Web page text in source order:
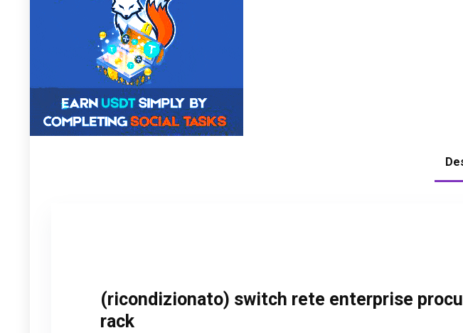
(ricondizionato) switch rete enterprise
rack